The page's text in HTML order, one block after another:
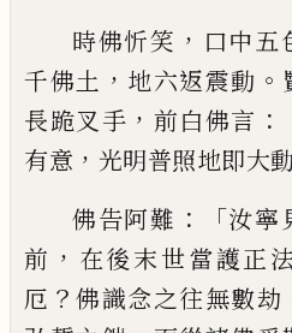
時佛忻笑 ， 口中五
千佛土 ， 地六返震動 。
長跪叉手 ， 前白佛言
有意 ， 光明普照地即大
佛告阿難 ：「汝寧
前 ， 在後末世當護正
厄 ？佛識念之往無數劫